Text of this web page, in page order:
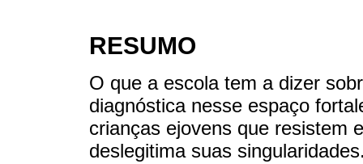
RESUMO
O que a escola tem a dizer
diagnóstica nesse espaço
crianças ejovens que resistem
deslegitima suas